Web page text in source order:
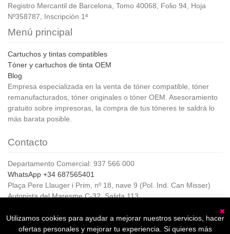
Registro Mercantil de Barcelona, Tomo 40068, Folio 94, Hoja
Nº358787, Inscripción 1ª
Menú principal
Cartuchos y tintas compatibles
Tóner y cartuchos de tinta OEM
Blog
Empresa especializada en la venta de tóner compatible, tóner
remanufacturados, tóner originales o tóner OEM. Asesoramiento
gratuito sobre impresoras, la compra de tus tóneres te saldrá lo
más barata posible.
Contacto
Departamento Comercial: 937 566 000
WhatsApp +34 687565401
Plaça Pere Llauger i Prim, nº 18, nave 9 (Pol. Ind. Can Misser)
Autopista del Maresme C-32, Salida 113
Horario de Atención al cliente:
De lunes a jueves de 8:00 a 17:00,
Utilizamos cookies para ayudar a mejorar nuestros servicios, hacer
ofertas personales y mejorar tu experiencia. Si quieres más